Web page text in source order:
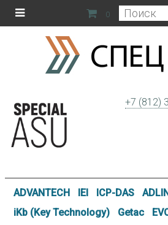
0
+7 (812)
ADVANTECH IEI ICP-DAS
iKb (Key Technology)
Getac